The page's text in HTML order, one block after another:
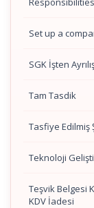
Set up a
SGK İşten
Tam Tasdik
Tasfiye Edilmiş
Teknoloji
Teşvik Belgesi
KDV İadesi